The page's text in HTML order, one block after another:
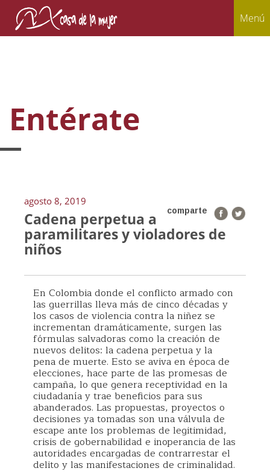
Menú
Entérate
agosto 8, 2019
comparte
Cadena perpetua a
paramilitares y violadores de
niños
En Colombia donde el conflicto armado con
las guerrillas lleva más de cinco décadas y
los casos de violencia contra la niñez se
incrementan dramáticamente, surgen las
fórmulas salvadoras como la creación de
nuevos delitos: la cadena perpetua y la
pena de muerte. Esto se aviva en época de
elecciones, hace parte de las promesas de
campaña, lo que genera receptividad en la
ciudadanía y trae beneficios para sus
abanderados. Las propuestas, proyectos o
decisiones ya tomadas son una válvula de
escape ante los problemas de legitimidad,
crisis de gobernabilidad e inoperancia de las
autoridades encargadas de contrarrestar el
delito y las manifestaciones de criminalidad.